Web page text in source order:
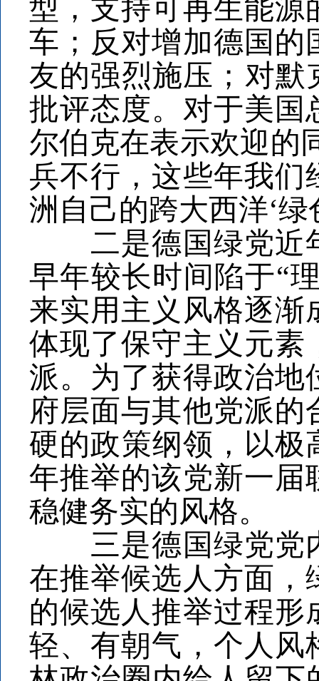
型，支持可再生能源
车；反对增加德国的
友的强烈施压；对默
批评态度。对于美国
尔伯克在表示欢迎的
兵不行，这些年我们
洲自己的跨大西洋‘绿
二是德国绿党近年
早年较长时间陷于“
来实用主义风格逐渐
体现了保守主义元素
派。为了获得政治地
府层面与其他党派
硬的政策纲领，以极
年推举的该党新一届
稳健务实的风格。
三是德国绿党党内
在推举候选人方面，
的候选人推举过程形
轻、有朝气，个人风